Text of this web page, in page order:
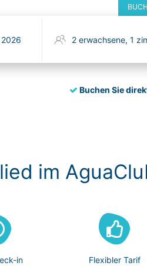
Buchen Sie
im
in
Flexibler Tarif